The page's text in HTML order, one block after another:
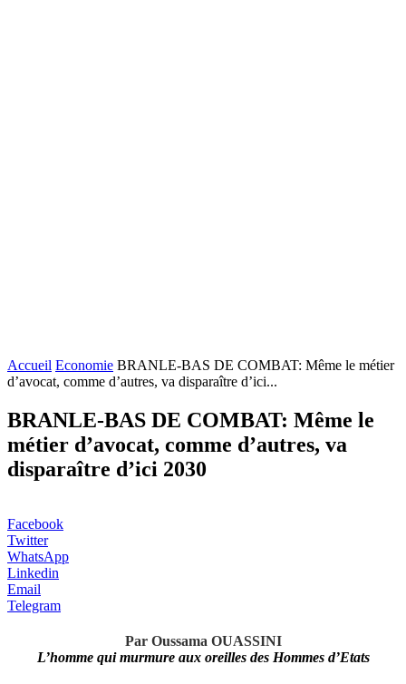
Accueil Economie BRANLE-BAS DE COMBAT: Même le métier
d’avocat, comme d’autres, va disparaître d’ici...
BRANLE-BAS DE COMBAT: Même le
métier d’avocat, comme d’autres, va
disparaître d’ici 2030
Facebook
Twitter
WhatsApp
Linkedin
Email
Telegram
Par Oussama OUASSINI
L’homme qui murmure aux oreilles des Hommes d’Etats